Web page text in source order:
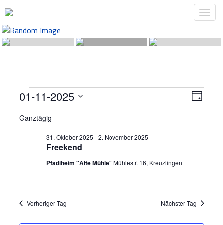
Veranstaltungen
für
1.
November
2025
Tag
01-11-2025
wählen.
Ganztägig
Freekend
31. Oktober 2025 -2. November 2025
Pfadiheim "Alte Mühle" Mühlestr. 16, Kreuzlingen
Vorheriger Tag Nächster Tag